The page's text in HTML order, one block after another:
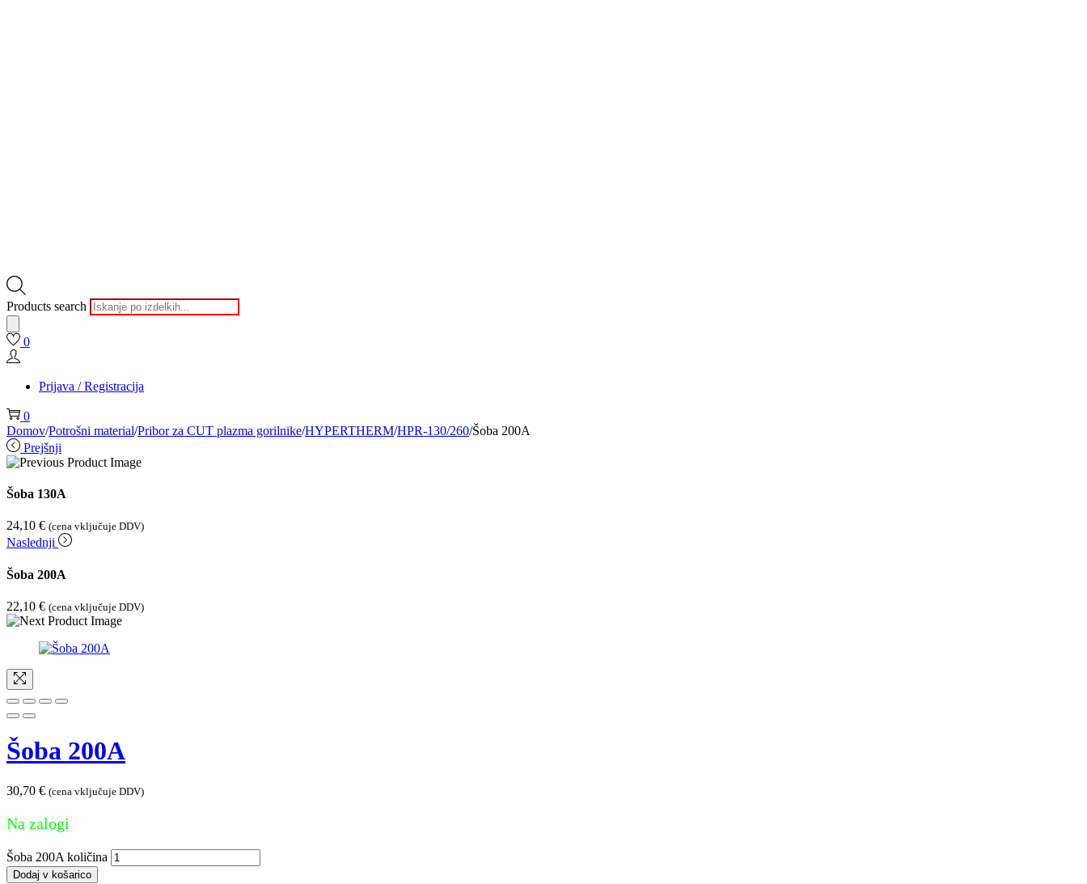
Products search
0
Prijava / Registracija
0
Domov/Potrošni material/Pribor za CUT plazma gorilnike/HYPERTHERM/HPR-130/260/Šoba 200A
Prejšnji
Šoba 130A
24,10 € (cena vključuje DDV)
Naslednji
Šoba 200A
22,10 € (cena vključuje DDV)
Šoba 200A
30,70 € (cena vključuje DDV)
Na zalogi
Šoba 200A količina
Dodaj v košarico